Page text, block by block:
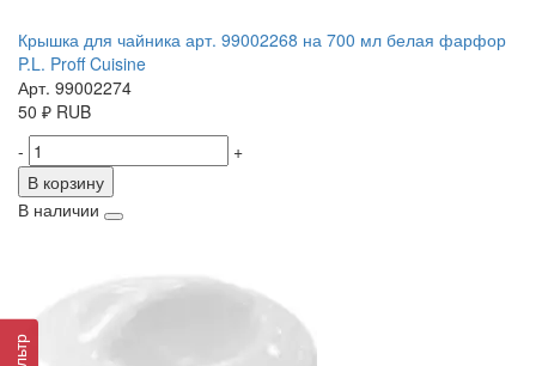
Крышка для чайника арт. 99002268 на 700 мл белая фарфор
P.L. Proff Cuisine
Арт. 99002274
50 ₽ RUB
-
+
В корзину
В наличии